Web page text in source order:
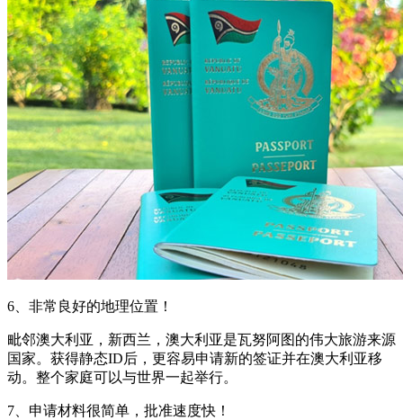
6、非常良好的地理位置！
毗邻澳大利亚，新西兰，澳大利亚是瓦努阿图的伟大旅游来源
国家。获得静态ID后，更容易申请新的签证并在澳大利亚移
动。整个家庭可以与世界一起举行。
7、申请材料很简单，批准速度快！